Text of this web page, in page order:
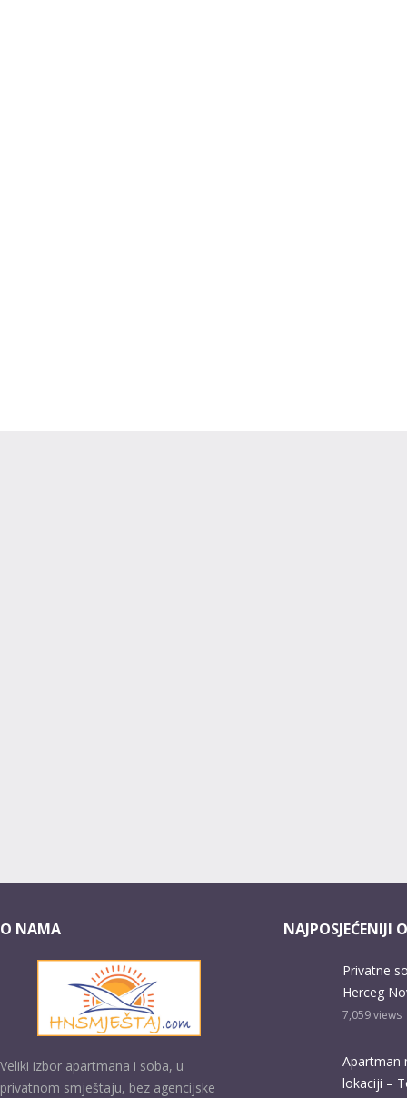
O NAMA
Veliki izbor apartmana i soba, u
privatnom smještaju, bez agencijske
NAJPOSJEĆENIJI
Privatne
Herceg
7,059views
Apartman
lokaciji –